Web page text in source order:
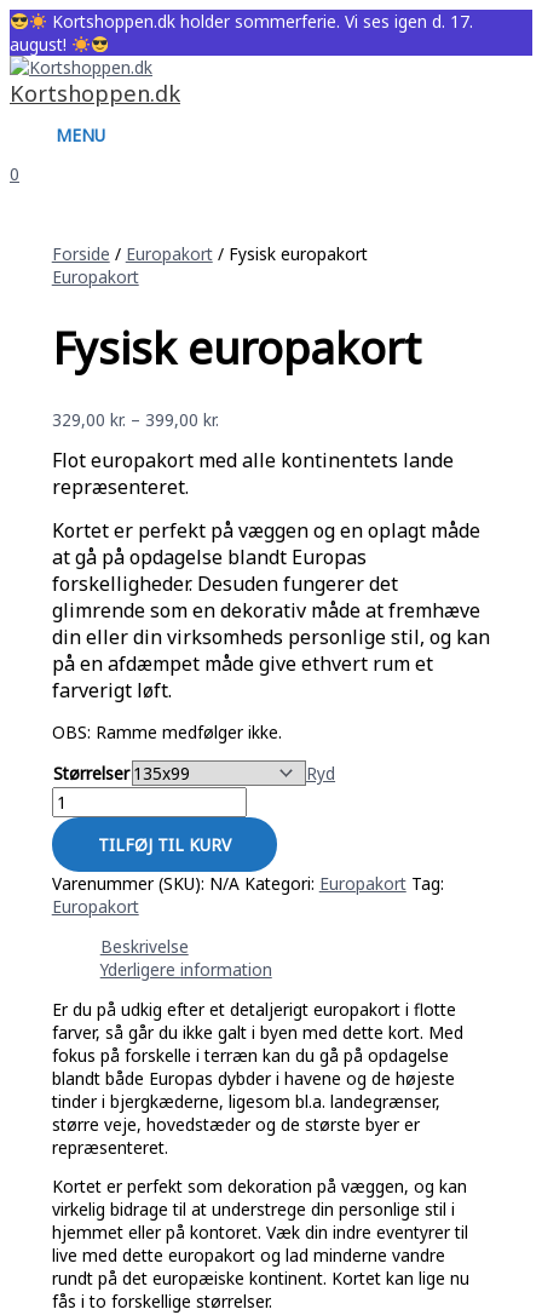
Kortshoppen.dk holder sommerferie. Vi ses igen d. 17.
august!
Gå
til
indholdet
Kortshoppen.dk
MENU
MENU
0
Forside / Europakort/ Fysisk europakort
Europakort
Fysisk europakort
329,00 kr. – 399,00 kr.
Prisinterval:
329,00 kr.
til
Flot europakort med alle kontinentets lande
repræsenteret.
Kortet er perfekt på væggen og en oplagt måde
at gå på opdagelse blandt Europas
forskelligheder. Desuden fungerer det
glimrende som en dekorativ måde at fremhæve
din eller din virksomheds personlige stil, og kan
på en afdæmpet måde give ethvert rum et
farverigt løft.
OBS: Ramme medfølger ikke.
Størrelser
Ryd
Fysisk
europakort
antal
TILFØJ TIL KURV
Varenummer (SKU): N/A Kategori: Europakort Tag:
Europakort
Beskrivelse
Yderligere information
Er du på udkig efter et detaljerigt europakort i flotte
farver, så går du ikke galt i byen med dette kort. Med
fokus på forskelle i terræn kan du gå på opdagelse
blandt både Europas dybder i havene og de højeste
tinder i bjergkæderne, ligesom bl.a. landegrænser,
større veje, hovedstæder og de største byer er
repræsenteret.
Kortet er perfekt som dekoration på væggen, og kan
virkelig bidrage til at understrege din personlige stil i
hjemmet eller på kontoret. Væk din indre eventyrer til
live med dette europakort og lad minderne vandre
rundt på det europæiske kontinent. Kortet kan lige nu
fås i to forskellige størrelser.
Prisinterval:
199,00 kr.
til
Prisinterval:
329,00 kr.
til